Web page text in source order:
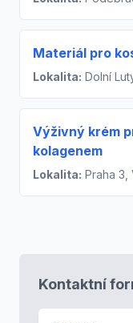
Materiál pro
Lokalita: Dolní
Výživný krém
kolagenem
Lokalita: Praha 3,
Kontaktní